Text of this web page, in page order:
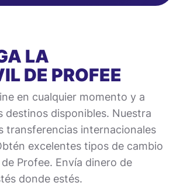
LA
DE PROFEE
en cualquier momento y a
destinos disponibles. Nuestra
transferencias internacionales
excelentes tipos de cambio
Profee. Envía dinero de
donde estés.